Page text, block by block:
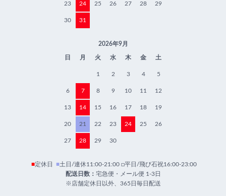
23 24 25 26 27 28 29
30 31
2026年9月
日 月 火 水 木 金 土
1 2 3 4 5
6 7 8 9 10 11 12
13 14 15 16 17 18 19
20 21 22 23 24 25 26
27 28 29 30
■定休日 ■土日/連休11:00-21:00 □平日/飛び石祝16:00-23:00
配送日数： 宅急便・メール便 1-3日
※店舗定休日以外、365日毎日配送